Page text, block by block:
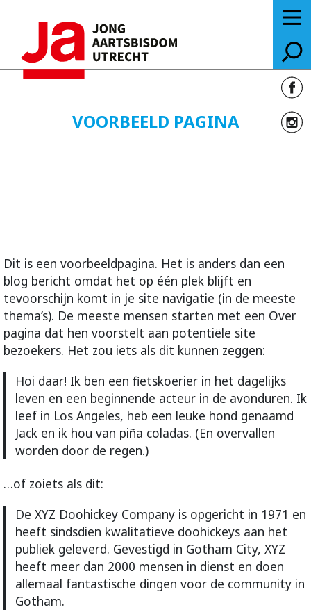
VOORBEELD PAGINA
Dit is een voorbeeldpagina. Het is anders dan een
blog bericht omdat het op één plek blijft en
tevoorschijn komt in je site navigatie (in de meeste
thema’s). De meeste mensen starten met een Over
pagina dat hen voorstelt aan potentiële site
bezoekers. Het zou iets als dit kunnen zeggen:
Hoi daar! Ik ben een fietskoerier in het dagelijks
leven en een beginnende acteur in de avonduren. Ik
leef in Los Angeles, heb een leuke hond genaamd
Jack en ik hou van piña coladas. (En overvallen
worden door de regen.)
…of zoiets als dit:
De XYZ Doohickey Company is opgericht in 1971 en
heeft sindsdien kwalitatieve doohickeys aan het
publiek geleverd. Gevestigd in Gotham City, XYZ
heeft meer dan 2000 mensen in dienst en doen
allemaal fantastische dingen voor de community in
Gotham.